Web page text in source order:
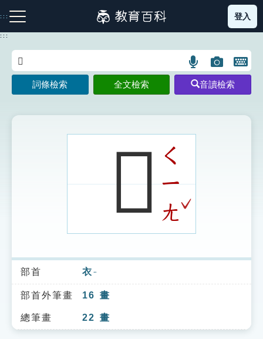
到
主
:::
注音索引圖示 筆畫索引圖示 部首索引表圖示
索引選單
知識索引
單字索引
登入
:::
語
言
搜
示
圖
片
搜
開
鍵
圖
詞條檢索 全文檢索 音讀檢索
𧟂 ㄑ
ㄧ
ㄤ
ˇ
部首 衣 ㄧ
部首外筆畫 16 畫
總筆畫 22 畫